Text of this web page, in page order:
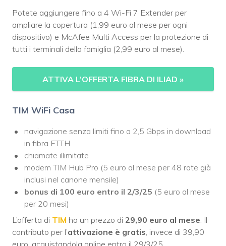
Potete aggiungere fino a 4 Wi-Fi 7 Extender per
ampliare la copertura (1,99 euro al mese per ogni
dispositivo) e McAfee Multi Access per la protezione di
tutti i terminali della famiglia (2,99 euro al mese).
ATTIVA L’OFFERTA FIBRA DI ILIAD »
TIM WiFi Casa
navigazione senza limiti fino a 2,5 Gbps in download
in fibra FTTH
chiamate illimitate
modem TIM Hub Pro (5 euro al mese per 48 rate già
inclusi nel canone mensile)
bonus di 100 euro entro il 2/3/25 (5 euro al mese
per 20 mesi)
L’offerta di TIM ha un prezzo di 29,90 euro al mese . Il
contributo per l’attivazione è gratis , invece di 39,90
euro, acquistandola online entro il 29/3/25.